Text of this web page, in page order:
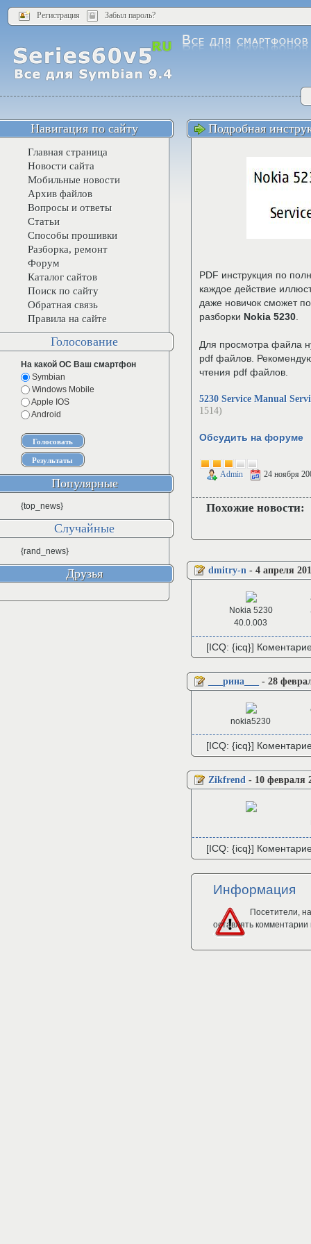
Регистрация Забыл пароль?
Подробная
PDF инструкция по
каждое действие
даже новичок сможет
разборки Nokia 5230
Для просмотра файла
pdf файлов.
чтения pdf файлов.
5230 Service Manual
1514)
Обсудить на форуме
Admin 24 ноября
Похожие новости:
dmitry-n - 4 апреля
Nokia 5230
40.0.003
[ICQ: {icq}]
___рина___ - 28
nokia5230
[ICQ: {icq}]
Zikfrend - 10 февраля
[ICQ: {icq}]
Информация
Посетители,
оставлять комментарии
Навигация по сайту
Главная страница
Новости сайта
Мобильные новости
Архив файлов
Вопросы и ответы
Статьи
Способы прошивки
Разборка, ремонт
Форум
Каталог сайтов
Поиск по сайту
Обратная связь
Правила на сайте
Голосование
На какой ОС Ваш смартфон
Symbian
Windows Mobile
Apple IOS
Android
Популярные
{top_news}
Случайные
{rand_news}
Друзья